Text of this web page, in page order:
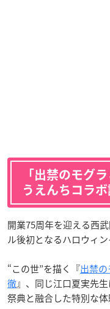
「出禁のモグ
うえんちコラボ
開業75周年を迎える西
ル後初となるハロウィン
“この世”を描く『出禁の
徹』、同じ江口夏実先
祭典と融合した特別な体